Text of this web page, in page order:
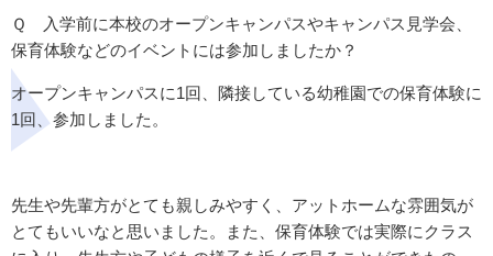
Ｑ 入学前に本校のオープンキャンパスやキャンパス見学会、
保育体験などのイベントには参加しましたか？
オープンキャンパスに1回、隣接している幼稚園での保育体験に
1回、参加しました。
先生や先輩方がとても親しみやすく、アットホームな雰囲気が
とてもいいなと思いました。また、保育体験では実際にクラス